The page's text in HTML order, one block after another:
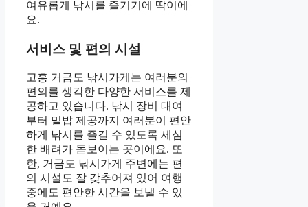
여유롭게 낚시를 즐기기에 딱이에
요.
서비스 및 편의 시설
고흥 거금도 낚시가게는 여러분의
편의를 생각한 다양한 서비스를 제
공하고 있습니다. 낚시 장비 대여
부터 밑밥 제공까지 여러분이 편안
하게 낚시를 즐길 수 있도록 세심
한 배려가 돋보이는 곳이에요. 또
한, 거금도 낚시가게 주변에는 편
의 시설도 잘 갖추어져 있어 여행
중에도 편안한 시간을 보낼 수 있